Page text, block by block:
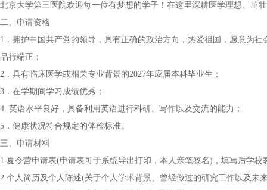
北京大学第三医院欢迎每一位有梦想的学子！在这里深耕医学理想、茁
二、申请资格
1．拥护中国共产党的领导，具有正确的政治方向，热爱祖国，愿意为
品行端正；
2．具有临床医学或相关专业背景的2027年应届本科毕业生；
3．在学期间学习成绩优秀；
4. 英语水平良好，具备利用英语进行科研、写作以及交流的能力；
5．健康状况符合规定的体检标准。
三、申请材料
1.夏令营申请表(申请表可于系统导出打印，本人亲笔签名)，填写后学
2.个人简历及个人陈述(关于个人学术背景、曾经做过的研究工作以及